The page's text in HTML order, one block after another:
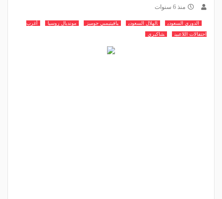
منذ 6 سنوات
الدوري السعودي الهلال السعودي بافيتيمبي جوميز مونديال روسيا
أغرب
احتفالات اللاعبين
شاكيري